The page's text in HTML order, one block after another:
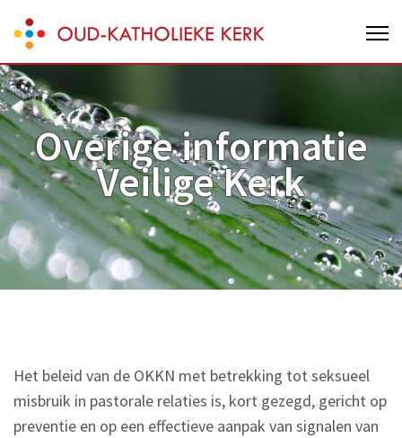
to
content
(Press
Enter)
Oud-Katholieke Kerk van Nederland
Overige informatie
Veilige Kerk
Het beleid van de OKKN met betrekking tot seksueel
misbruik in pastorale relaties is, kort gezegd, gericht op
preventie en op een effectieve aanpak van signalen van